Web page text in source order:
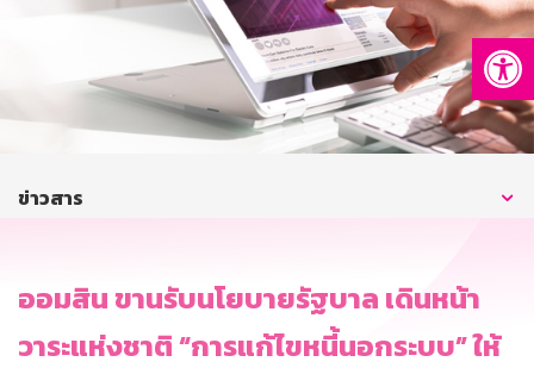
ติดต่อเรา
บริการออนไลน์
ข่าวสาร
ออมสิน ขานรับนโยบายรัฐบาล เดินหน้า
วาระแห่งชาติ “การแก้ไขหนี้นอกระบบ” ให้